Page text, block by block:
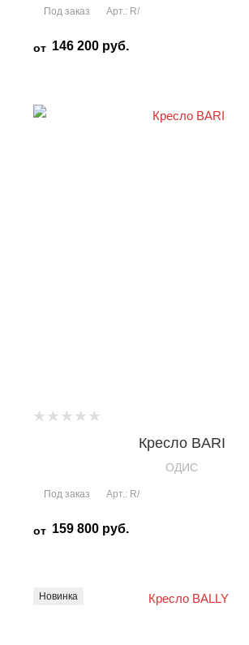
Под заказ Арт.: R/
от 146 200 руб.
Кресло BARI
OДИС
Под заказ Арт.: R/
от 159 800 руб.
Новинка